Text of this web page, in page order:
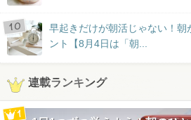
早起きだけが朝活じゃない！朝
ント【8月4日は「朝...
連載ランキング